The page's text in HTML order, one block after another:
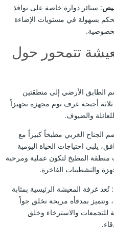
: ستائر دوارة خاصة على نوافذ
بسهولة في مستويات الإضاءة
تتمحور حول
الطابق الأرضي إلى منطقتين
أجنحة غرف نوم مجهزة تجهيزاً
والضيوف.
الجناح الغربي مطبخاً كبيراً مع
يلبي احتياجات الحياة اليومية
المطبخ لتكون عملية ومرحبة
والتشطيبات الفاخرة.
: تُعد غرفة المعيشة الرئيسية بمثابة
وتتميز بمدفأة مريحة تخلق جواً
للتجمعات والاسترخاء وخلق